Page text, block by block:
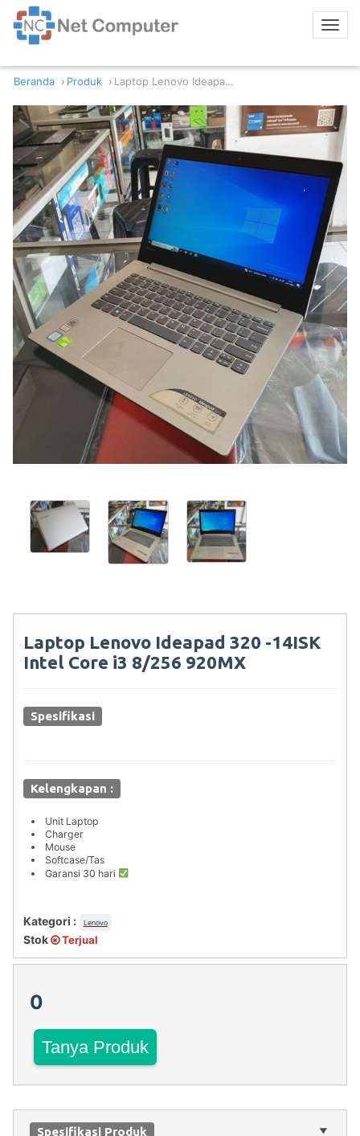
Beranda Produk Laptop Lenovo Ideapad 320 -14ISK Intel Core i3 8/256 920MX
Laptop Lenovo Ideapad 320 -14ISK
Intel Core i3 8/256 920MX
Spesifikasi
Kelengkapan :
Unit Laptop
Charger
Mouse
Softcase/Tas
Garansi 30 hari
Kategori : Lenovo
Stok Terjual
0
Tanya Produk
Spesifikasi Produk